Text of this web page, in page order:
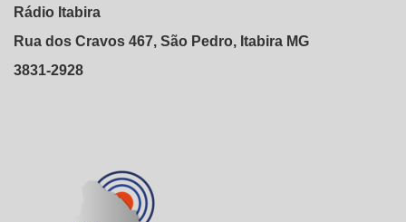
Rádio Itabira
Rua dos Cravos 467, São Pedro, Itabira MG
3831-2928